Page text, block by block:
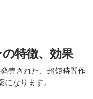
特徴、効果
売された、超短時間作
なります。